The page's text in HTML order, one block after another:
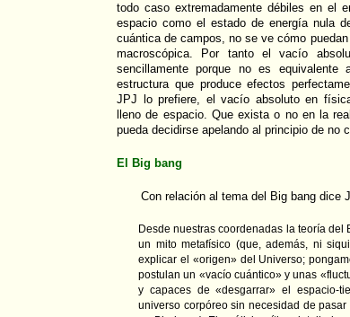
todo caso extremadamente débiles en el
espacio como el estado de energía nula
cuántica de campos, no se ve cómo
macroscópica. Por tanto el vacío
sencillamente porque no es
estructura que produce efectos
JPJ lo prefiere, el vacío absoluto en
lleno de espacio. Que exista o no en la
pueda decidirse apelando al principio de no
El Big bang
Con relación al tema del Big bang dice
Desde nuestras coordenadas la teoría
un mito metafísico (que, además, ni
explicar el «origen» del Universo;
postulan un «vacío cuántico» y unas
y capaces de «desgarrar» el espacio-
universo corpóreo sin necesidad de